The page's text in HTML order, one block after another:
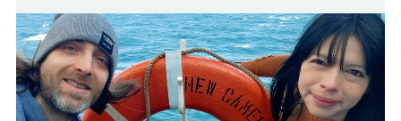
un día. De hecho, fue el primer pueblo en el
que paré al llegar a Camboya, y me
sorprendió de la mejor manera. El ambiente